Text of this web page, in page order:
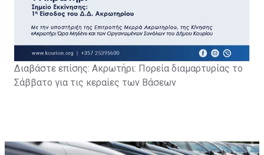
Διαβάστε επίσης: Ακρωτήρι: Πορεία διαμαρτυρίας το
Σάββατο για τις κεραίες των Βάσεων